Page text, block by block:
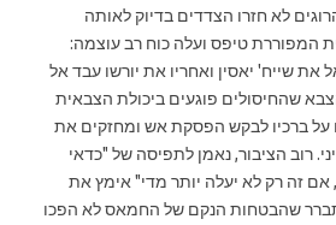
לא חזרו הצדדים בדיוק לאותה
המפוררת טיפס ועלה כוח רב עוצמה:
שייח' יאסין ואחריו את יורשו עבד אל
שהחיסולים פוגעים ביכולת הצבאית
על ברכיו לבקש הפסקת אש ומחזקים את
רוב הציבור, נאמן לתפיסה של "כדאי
זה רק לא יעלה יותר מדי" אימץ את
שהבטחות הנקם של החמאס לא הפכו